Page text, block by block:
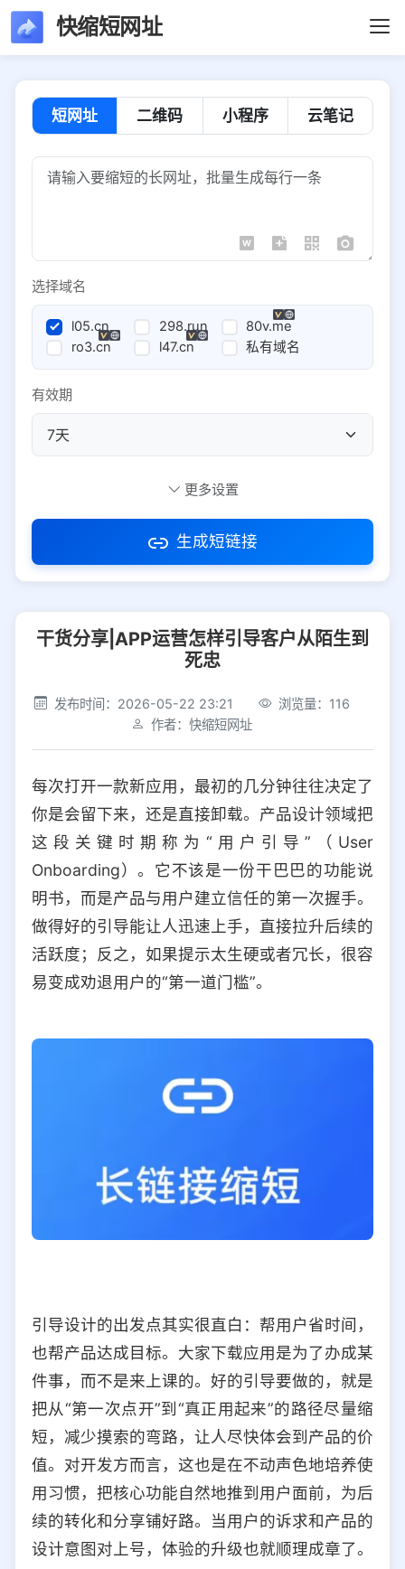
快缩短网址
短网址 二维码 小程序 云笔记
选择域名
l05.cn 298.run
80v.me
ro3.cn
l47.cn 私有域名
有效期
访问密码
社交平台 电商平台
选择防红平台类型，避免链接被拦截
平台设置
iOS Android PC 其他
选择允许访问的平台类型
更多设置
生成短链接
干货分享|APP运营怎样引导客户从陌生到
死忠
发布时间：2026-05-22 23:21
浏览量：116
作者：快缩短网址
每次打开一款新应用，最初的几分钟往往决定了
你是会留下来，还是直接卸载。产品设计领域把
这段关键时期称为“用户引导”（User
Onboarding）。它不该是一份干巴巴的功能说
明书，而是产品与用户建立信任的第一次握手。
做得好的引导能让人迅速上手，直接拉升后续的
活跃度；反之，如果提示太生硬或者冗长，很容
易变成劝退用户的“第一道门槛”。
引导设计的出发点其实很直白：帮用户省时间，
也帮产品达成目标。大家下载应用是为了办成某
件事，而不是来上课的。好的引导要做的，就是
把从“第一次点开”到“真正用起来”的路径尽量缩
短，减少摸索的弯路，让人尽快体会到产品的价
值。对开发方而言，这也是在不动声色地培养使
用习惯，把核心功能自然地推到用户面前，为后
续的转化和分享铺好路。当用户的诉求和产品的
设计意图对上号，体验的升级也就顺理成章了。